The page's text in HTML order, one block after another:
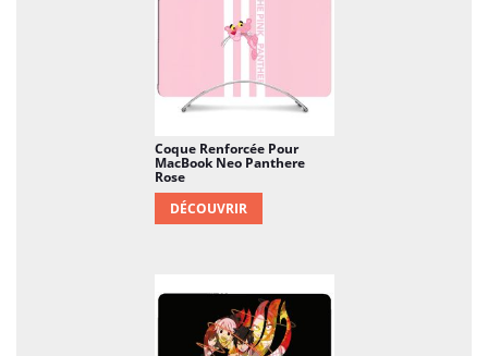
Coque Renforcée Pour
MacBook Neo Panthere
Rose
DÉCOUVRIR